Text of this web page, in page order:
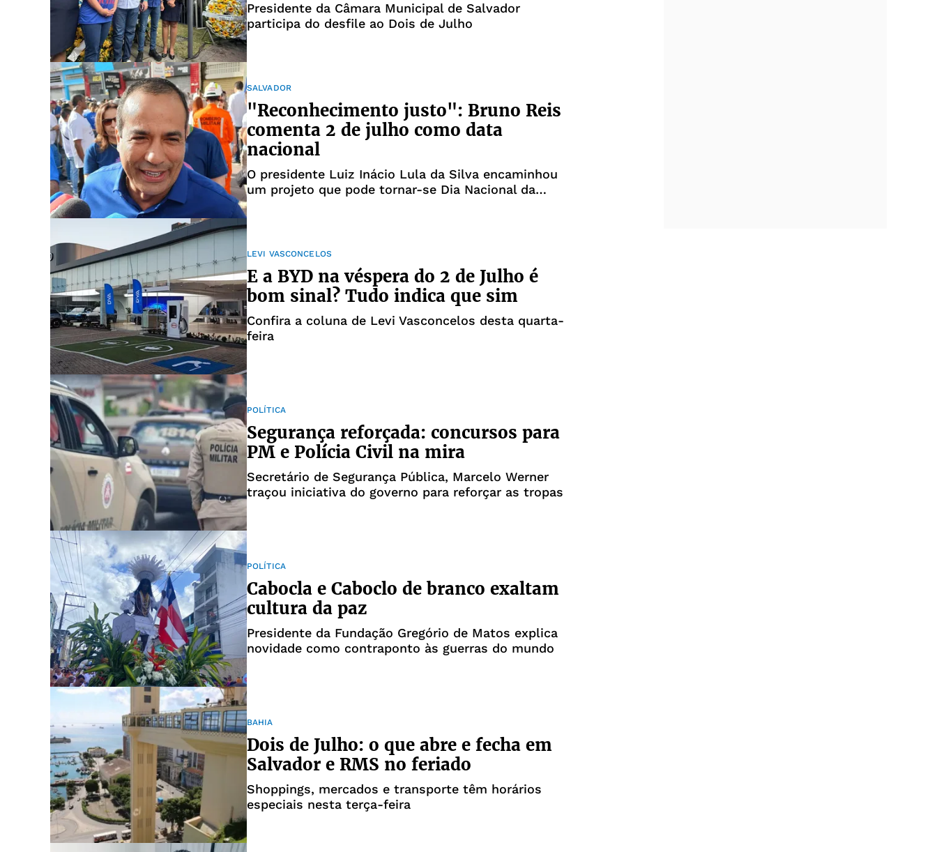
Presidente da Câmara Municipal de Salvador
participa do desfile ao Dois de Julho
SALVADOR
"Reconhecimento justo": Bruno Reis
comenta 2 de julho como data
nacional
O presidente Luiz Inácio Lula da Silva encaminhou
um projeto que pode tornar-se Dia Nacional da
LEVI VASCONCELOS
E a BYD na véspera do 2 de Julho é
bom sinal? Tudo indica que sim
Confira a coluna de Levi Vasconcelos desta quarta-
feira
POLÍTICA
Segurança reforçada: concursos para
PM e Polícia Civil na mira
Secretário de Segurança Pública, Marcelo Werner
traçou iniciativa do governo para reforçar as tropas
POLÍTICA
Cabocla e Caboclo de branco exaltam
cultura da paz
Presidente da Fundação Gregório de Matos explica
novidade como contraponto às guerras do mundo
BAHIA
Dois de Julho: o que abre e fecha em
Salvador e RMS no feriado
Shoppings, mercados e transporte têm horários
especiais nesta terça-feira